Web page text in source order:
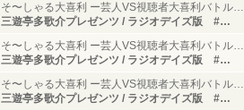
そ〜しゃる大喜利 ー芸人VS視聴者大喜利バトル…
三遊亭多歌介プレゼンツ / ラジオデイズ版 #…
そ〜しゃる大喜利 ー芸人VS視聴者大喜利バトル…
三遊亭多歌介プレゼンツ / ラジオデイズ版 #…
そ〜しゃる大喜利 ー芸人VS視聴者大喜利バトル…
三遊亭多歌介プレゼンツ / ラジオデイズ版 #…